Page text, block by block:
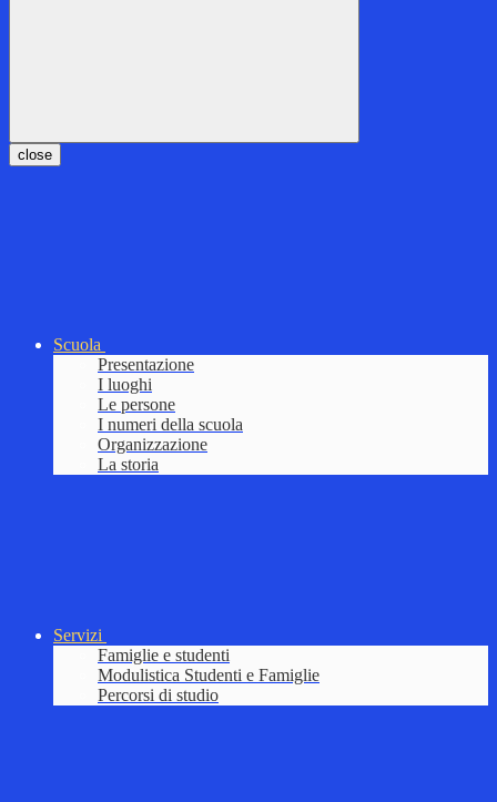
close
Scuola
Presentazione
I luoghi
Le persone
I numeri della scuola
Organizzazione
La storia
Servizi
Famiglie e studenti
Modulistica Studenti e Famiglie
Percorsi di studio